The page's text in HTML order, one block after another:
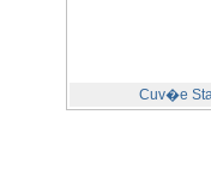
Cuv�e